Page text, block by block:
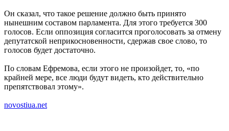
Он сказал, что такое решение должно быть принято
нынешним составом парламента. Для этого требуется 300
голосов. Если оппозиция согласится проголосовать за отмену
депутатской неприкосновенности, сдержав свое слово, то
голосов будет достаточно.
По словам Ефремова, если этого не произойдет, то, «по
крайней мере, все люди будут видеть, кто действительно
препятствовал этому».
novostiua.net